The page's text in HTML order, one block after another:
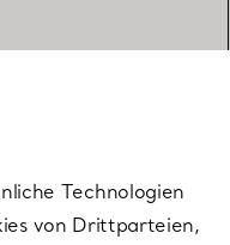
Technologien
von Drittparteien,